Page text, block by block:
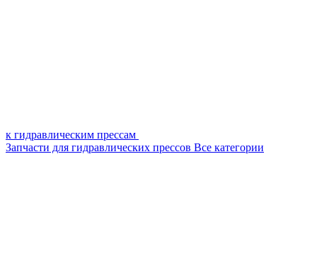
к гидравлическим прессам
Запчасти для гидравлических прессов Все категории